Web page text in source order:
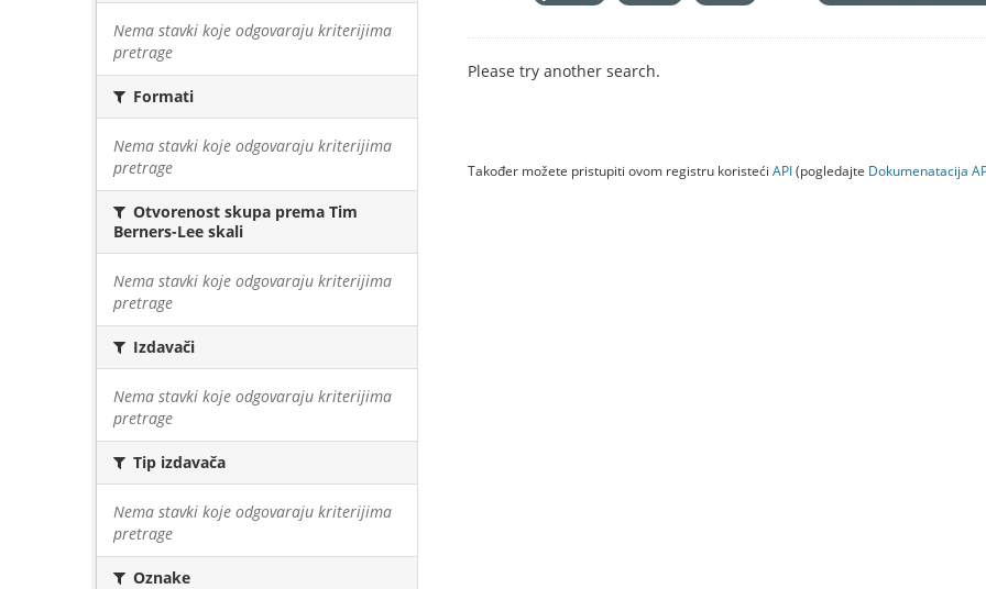
Nema stavki koje odgovaraju kriterijima
pretrage
Formati
Nema stavki koje odgovaraju kriterijima
pretrage
Otvorenost skupa prema Tim
Berners-Lee skali
Nema stavki koje odgovaraju kriterijima
pretrage
Izdavači
Nema stavki koje odgovaraju kriterijima
pretrage
Tip izdavača
Nema stavki koje odgovaraju kriterijima
pretrage
Oznake
Please try another search.
Također možete pristupiti ovom registru koristeći API(pogledajte Dokumenаtаcijа